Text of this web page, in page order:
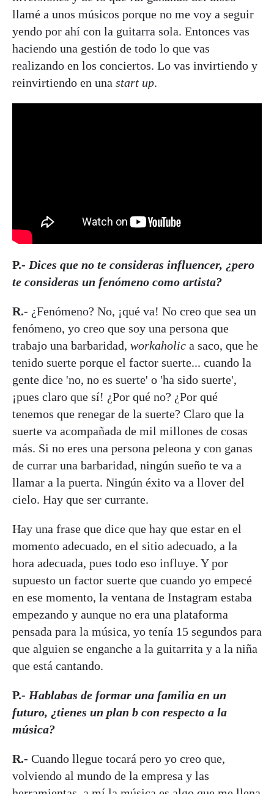
llamé a unos músicos porque no me voy a seguir
yendo por ahí con la guitarra sola. Entonces vas
haciendo una gestión de todo lo que vas
realizando en los conciertos. Lo vas invirtiendo y
reinvirtiendo en una start up.
P.- Dices que no te consideras influencer, ¿pero
te consideras un fenómeno como artista?
R.- ¿Fenómeno? No, ¡qué va! No creo que sea un
fenómeno, yo creo que soy una persona que
trabajo una barbaridad, workaholic a saco, que he
tenido suerte porque el factor suerte... cuando la
gente dice 'no, no es suerte' o 'ha sido suerte',
¡pues claro que sí! ¿Por qué no? ¿Por qué
tenemos que renegar de la suerte? Claro que la
suerte va acompañada de mil millones de cosas
más. Si no eres una persona peleona y con ganas
de currar una barbaridad, ningún sueño te va a
llamar a la puerta. Ningún éxito va a llover del
cielo. Hay que ser currante.
Hay una frase que dice que hay que estar en el
momento adecuado, en el sitio adecuado, a la
hora adecuada, pues todo eso influye. Y por
supuesto un factor suerte que cuando yo empecé
en ese momento, la ventana de Instagram estaba
empezando y aunque no era una plataforma
pensada para la música, yo tenía 15 segundos para
que alguien se enganche a la guitarrita y a la niña
que está cantando.
P.- Hablabas de formar una familia en un
futuro, ¿tienes un plan b con respecto a la
música?
R.- Cuando llegue tocará pero yo creo que,
volviendo al mundo de la empresa y las